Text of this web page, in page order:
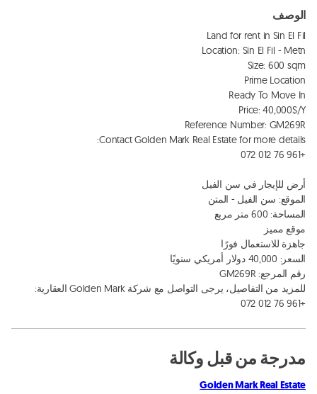
الوصف
Contact Golden Mark Real Estate for more details:
+961 76 012 072
+961 76 012 072
مدرجة من قبل وكالة
Golden Mark Real Estate